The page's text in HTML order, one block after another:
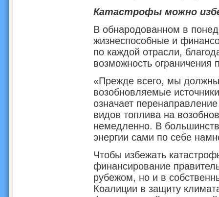
Катастрофы можно
В обнародованном в
жизнеспособные и
по каждой отрасли,
возможность ограничения
«Прежде всего, мы
возобновляемые
означает
видов топлива на
немедленно. В
энергии сами по себе
Чтобы избежать
финансирование
рубежом, но и в
Коалиции в защиту